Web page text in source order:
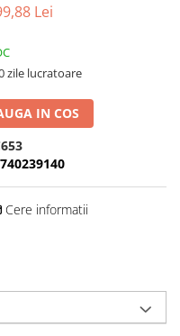
Lei
zile lucratoare
IN COS
Cere informatii